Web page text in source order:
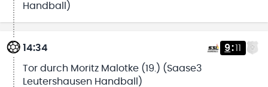
Handball)
14:34 9:11
Tor durch Moritz Malotke (19.) (Saase3
Leutershausen Handball)